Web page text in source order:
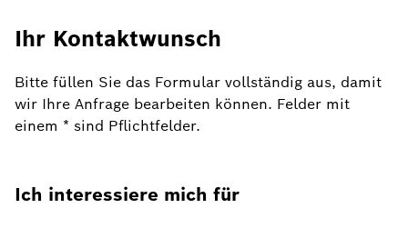
Ihr Kontaktwunsch
Bitte füllen Sie das Formular vollständig aus, damit
wir Ihre Anfrage bearbeiten können. Felder mit
einem * sind Pflichtfelder.
Ich interessiere mich für